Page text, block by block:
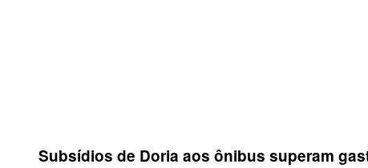
Subsídios de Doria aos ônibus superam